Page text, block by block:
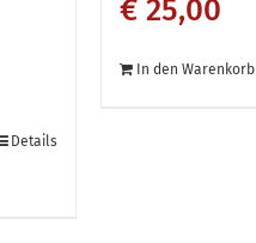
Details
€25,00
In den Warenkorb